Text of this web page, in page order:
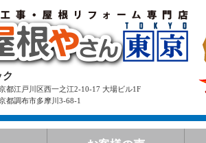
都江戸川区西一之江2-10-17 大場ビル1F
都調布市多摩川3-68-1